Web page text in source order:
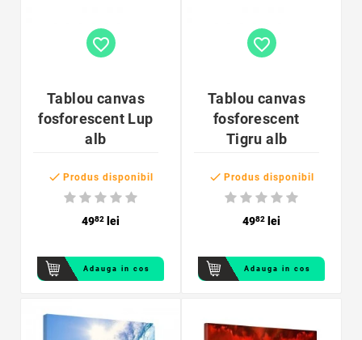
favorite_border
Tablou canvas
fosforescent Lup
alb
 Produs disponibil
4982 lei
Adauga in cos
favorite_border
Tablou canvas
fosforescent
Tigru alb
 Produs disponibil
4982 lei
Adauga in cos